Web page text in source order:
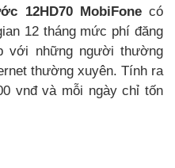
12HD70 MobiFonecó
12 tháng mức phí đăng
với những người thường
thường xuyên. Tính ra
vnđ và mỗi ngày chỉ tốn